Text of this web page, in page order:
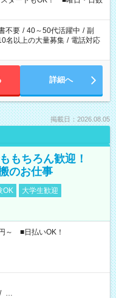
不要 / 40～50代活躍中 / 副
名以上の大量募集 / 電話対応
詳細へ
掲載日：2026.08.05
もちろん歓迎！
のお仕事
OK
大学生歓迎
～ ■日払いOK！
/ …